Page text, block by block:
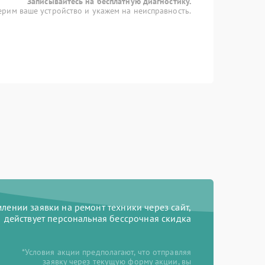
ваше устройство и укажем на неисправность.
заявки на ремонт техники через сайт,
действует персональная бессрочная скидка
*Условия акции предполагают, что отправляя
заявку через текущую форму акции, вы